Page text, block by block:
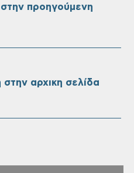
& Βαθμολογίας,
προηγούμενη
αρχικη σελίδα